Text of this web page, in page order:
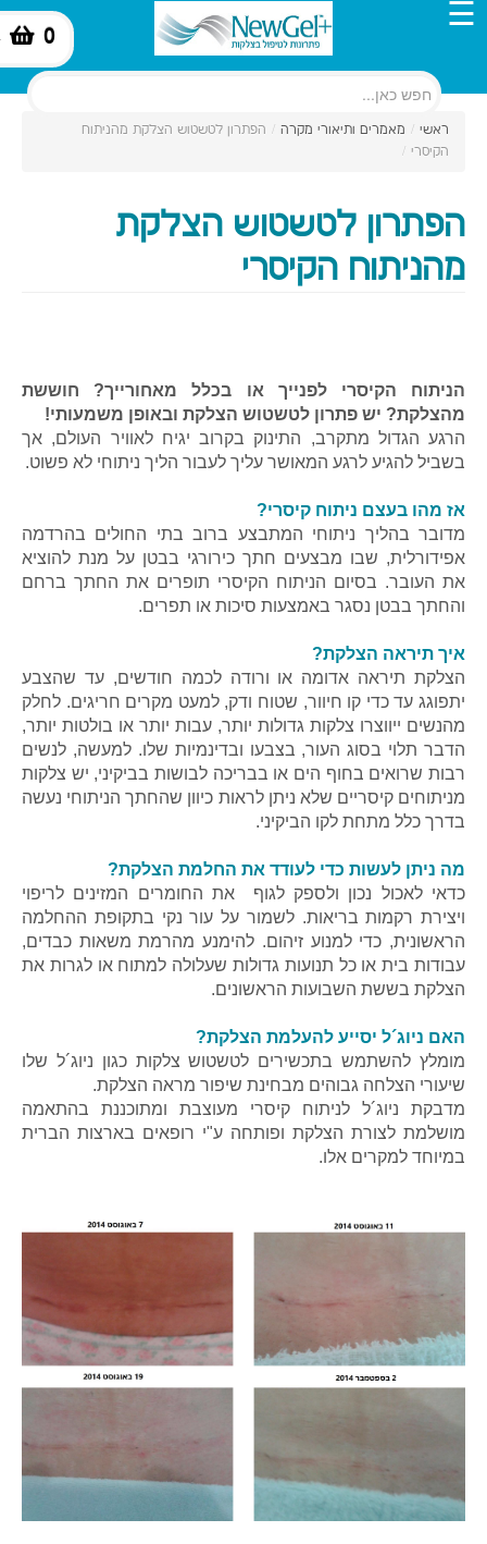
0
☰
ראשי / מאמרים ותיאורי מקרה / הפתרון לטשטוש הצלקת מהניתוח
הקיסרי /
הפתרון לטשטוש הצלקת
מהניתוח הקיסרי
הניתוח הקיסרי לפנייך או בכלל מאחורייך? חוששת
מהצלקת? יש פתרון לטשטוש הצלקת ובאופן משמעותי!
הרגע הגדול מתקרב, התינוק בקרוב יגיח לאוויר העולם, אך
בשביל להגיע לרגע המאושר עליך לעבור הליך ניתוחי לא פשוט.
אז מהו בעצם ניתוח קיסרי?
מדובר בהליך ניתוחי המתבצע ברוב בתי החולים בהרדמה
אפידורלית, שבו מבצעים חתך כירורגי בבטן על מנת להוציא
את העובר. בסיום הניתוח הקיסרי תופרים את החתך ברחם
והחתך בבטן נסגר באמצעות סיכות או תפרים.
איך תיראה הצלקת?
הצלקת תיראה אדומה או ורודה לכמה חודשים, עד שהצבע
יתפוגג עד כדי קו חיוור, שטוח ודק, למעט מקרים חריגים. לחלק
מהנשים ייווצרו צלקות גדולות יותר, עבות יותר או בולטות יותר,
הדבר תלוי בסוג העור, בצבעו ובדינמיות שלו. למעשה, לנשים
רבות שרואים בחוף הים או בבריכה לבושות בביקיני, יש צלקות
מניתוחים קיסריים שלא ניתן לראות כיוון שהחתך הניתוחי נעשה
בדרך כלל מתחת לקו הביקיני.
מה ניתן לעשות כדי לעודד את החלמת הצלקת?
כדאי לאכול נכון ולספק לגוף את החומרים המזינים לריפוי
ויצירת רקמות בריאות. לשמור על עור נקי בתקופת ההחלמה
הראשונית, כדי למנוע זיהום. להימנע מהרמת משאות כבדים,
עבודות בית או כל תנועות גדולות שעלולה למתוח או לגרות את
הצלקת בששת השבועות הראשונים.
האם ניוג´ל יסייע להעלמת הצלקת?
מומלץ להשתמש בתכשירים לטשטוש צלקות כגון ניוג´ל שלו
שיעורי הצלחה גבוהים מבחינת שיפור מראה הצלקת.
מדבקת ניוג´ל לניתוח קיסרי מעוצבת ומתוכננת בהתאמה
מושלמת לצורת הצלקת ופותחה ע"י רופאים בארצות הברית
במיוחד למקרים אלו.